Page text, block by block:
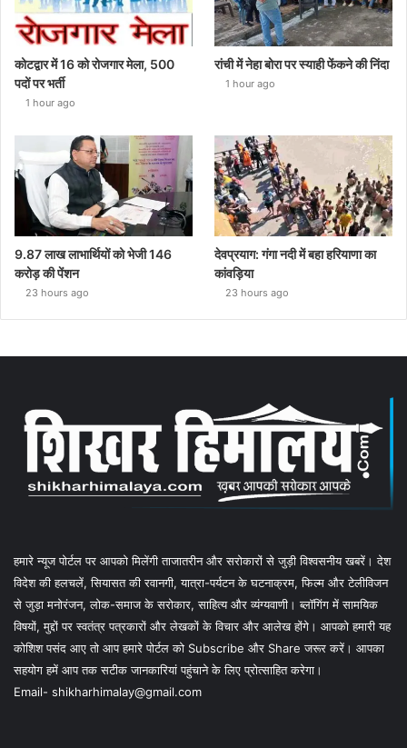
कोटद्वार में 16 को रोजगार मेला, 500
पदों पर भर्ती
1 hour ago
रांची में नेहा बोरा पर स्याही फेंकने की निंदा
1 hour ago
9.87 लाख लाभार्थियों को भेजी 146
करोड़ की पेंशन
23 hours ago
देवप्रयाग: गंगा नदी में बहा हरियाणा का
कांवड़िया
23 hours ago
हमारे न्यूज पोर्टल पर आपको मिलेंगी ताजातरीन और सरोकारों से जुड़ी विश्वसनीय खबरें। देश
विदेश की हलचलें, सियासत की रवानगी, यात्रा-पर्यटन के घटनाक्रम, फिल्म और टेलीविजन
से जुड़ा मनोरंजन, लोक-समाज के सरोकार, साहित्य और व्यंग्यवाणी। ब्लॉगिंग में सामयिक
विषयों, मुद्दों पर स्वतंत्र पत्रकारों और लेखकों के विचार और आलेख होंगे। आपको हमारी यह
कोशिश पसंद आए तो आप हमारे पोर्टल को Subscribe और Share जरूर करें। आपका
सहयोग हमें आप तक सटीक जानकारियां पहुंचाने के लिए प्रोत्साहित करेगा।
Email- shikharhimalay@gmail.com